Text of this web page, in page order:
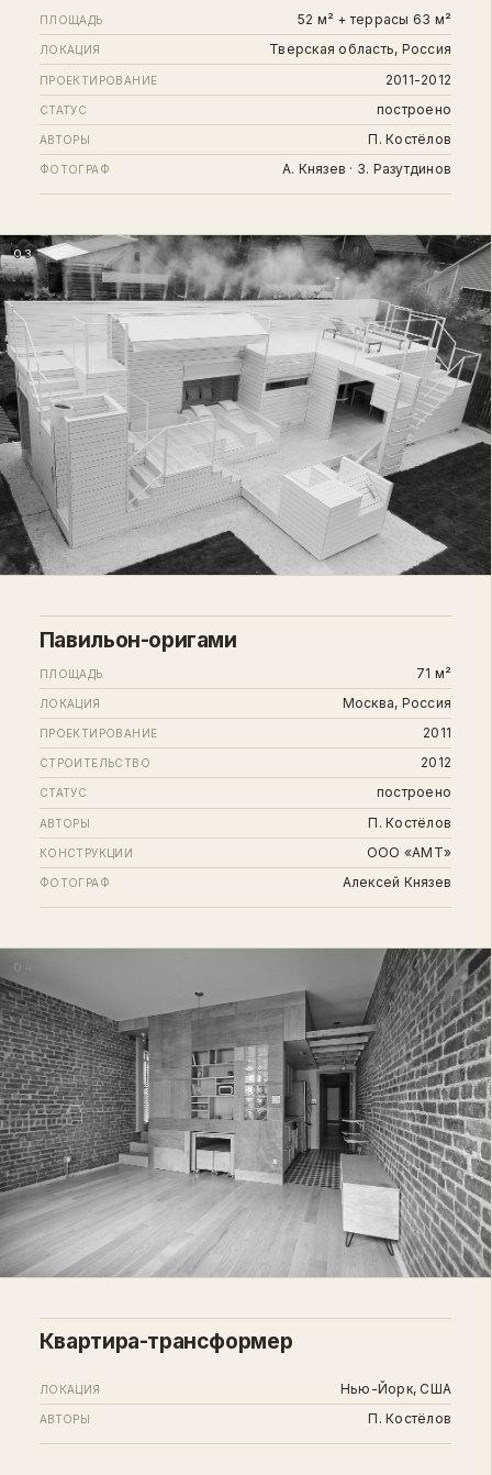
ПЛОЩАДЬ 52 м² + террасы 63 м²
ЛОКАЦИЯ Тверская область, Россия
ПРОЕКТИРОВАНИЕ 2011-2012
СТАТУС построено
АВТОРЫ П. Костёлов
ФОТОГРАФ А. Князев · З. Разутдинов
03
Павильон-оригами
ПЛОЩАДЬ 71 м²
ЛОКАЦИЯ Москва, Россия
ПРОЕКТИРОВАНИЕ 2011
СТРОИТЕЛЬСТВО 2012
СТАТУС построено
АВТОРЫ П. Костёлов
КОНСТРУКЦИИ ООО «АМТ»
ФОТОГРАФ Алексей Князев
04
Квартира-трансформер
ЛОКАЦИЯ Нью-Йорк, США
АВТОРЫ П. Костёлов